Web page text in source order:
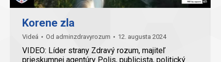
Korene zla
Videá Od adminzdravyrozum 12. augusta 2024
VIDEO: Líder strany Zdravý rozum, majiteľ
prieskumnej agentúry Polis, publicista, politický